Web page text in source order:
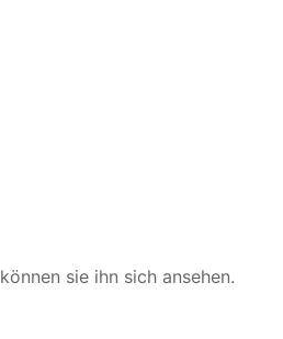
sie ihn sich ansehen.